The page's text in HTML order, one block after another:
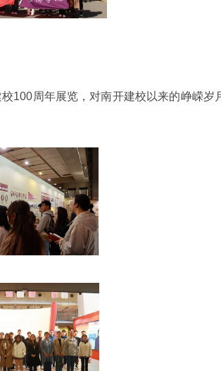
100周年展览，对南开建校以来的峥嵘岁